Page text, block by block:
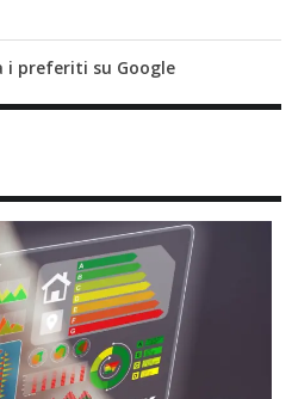
i preferiti su Google